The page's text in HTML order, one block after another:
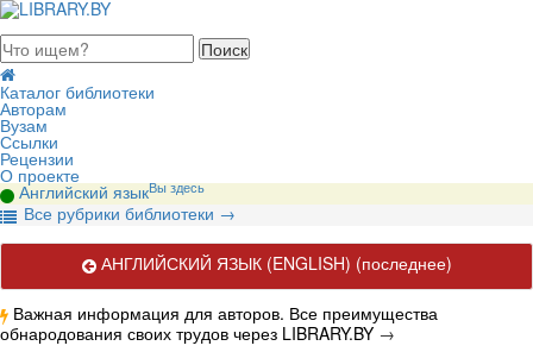
2026, понедельник
Каталог библиотеки
Авторам
Вузам
Ссылки
Рецензии
О проекте
Английский языкВы здесь
Все рубрики библиотеки →
АНГЛИЙСКИЙ ЯЗЫК (ENGLISH) (последнее)
Важная информация для авторов. Все преимущества
обнародования своих трудов через LIBRARY.BY →